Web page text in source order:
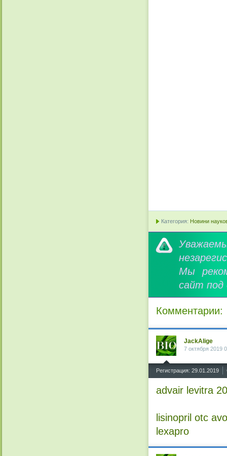
Категория: Новини
Мы
сайт под
Комментарии:
JackAlige
7 октября 2019
Регистрация: 29.01.2019
advair levitra
lisinopril otc
lexapro